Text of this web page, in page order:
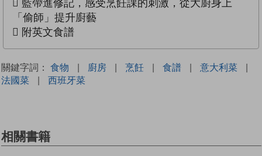
 藍帶進修記，感受烹飪課的刺激，從大廚身上
「偷師」提升廚藝
 附英文食譜
關鍵字詞： 食物 | 廚房 | 烹飪 | 食譜 | 意大利菜
|
法國菜
| 西班牙菜
相關書籍